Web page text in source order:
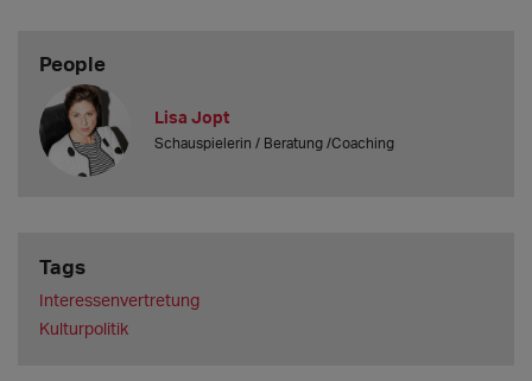
People
Lisa Jopt
Schauspielerin / Beratung /Coaching
Tags
Interessenvertretung
Kulturpolitik